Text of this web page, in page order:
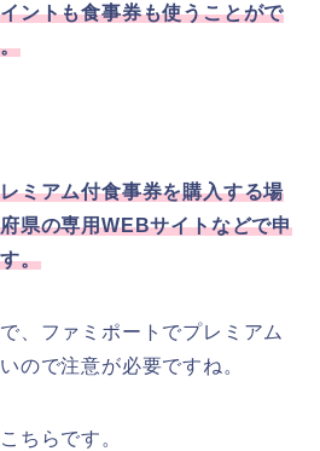
ントも食事券も使うことがで
ミアム付食事券を購入する場
県の専用WEBサイトなどで申
。
、ファミポートでプレミアム
ので注意が必要ですね。
ちらです。